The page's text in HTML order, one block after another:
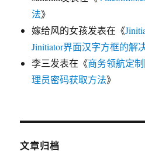
法》
嫁给风的女孩发表在《
Jinitiator界面汉字方框的解
李三发表在《商务领航定
理员密码获取方法》
文章归档